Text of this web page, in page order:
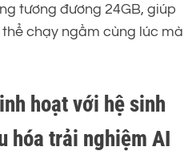
tương đương 24GB, giúp
chạy ngầm cùng lúc mà
hoạt với hệ sinh
hóa trải nghiệm AI